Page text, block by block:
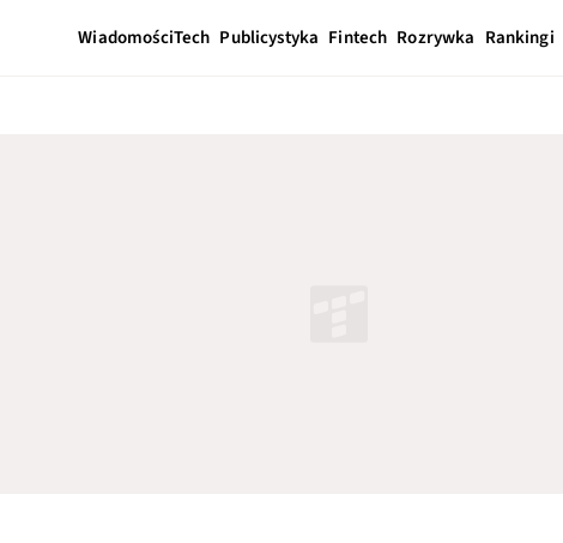
WiadomościTech Publicystyka Fintech Rozrywka Rankingi